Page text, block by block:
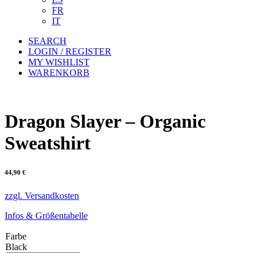
FR
IT
SEARCH
LOGIN / REGISTER
MY WISHLIST
WARENKORB
Dragon Slayer – Organic
Sweatshirt
44,90 €
zzgl. Versandkosten
Infos & Größentabelle
Farbe
Black